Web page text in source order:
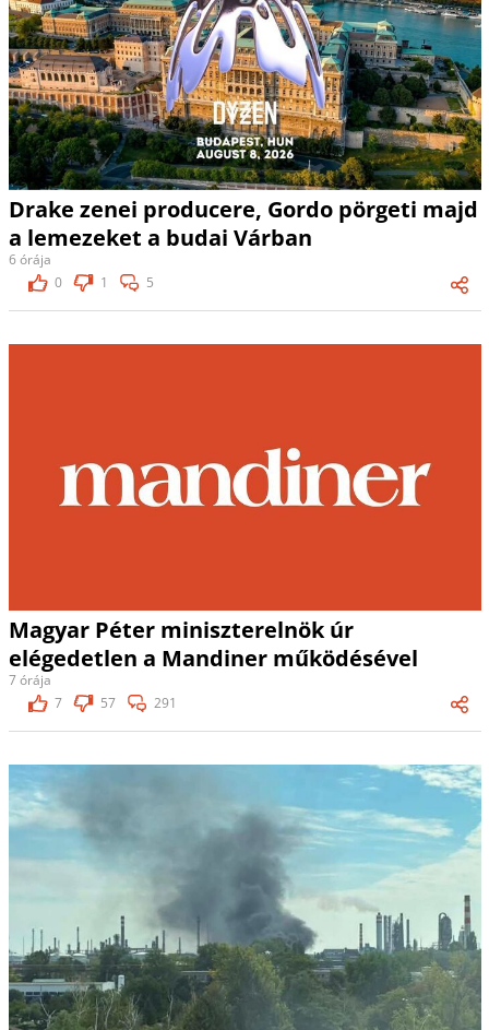
Drake zenei producere, Gordo pörgeti majd
a lemezeket a budai Várban
6 órája
0
1 5
Magyar Péter miniszterelnök úr
elégedetlen a Mandiner működésével
7 órája
7
57 291